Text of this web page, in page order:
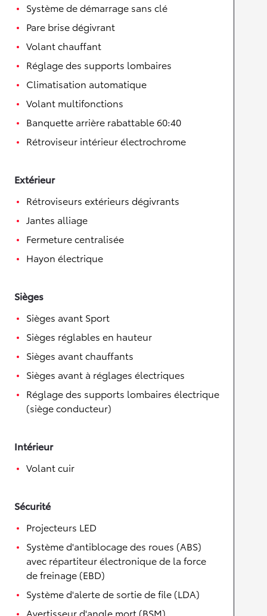
Système de démarrage sans clé
Pare brise dégivrant
Volant chauffant
Réglage des supports lombaires
Climatisation automatique
Volant multifonctions
Banquette arrière rabattable 60:40
Rétroviseur intérieur électrochrome
Extérieur
Rétroviseurs extérieurs dégivrants
Jantes alliage
Fermeture centralisée
Hayon électrique
Sièges
Sièges avant Sport
Sièges réglables en hauteur
Sièges avant chauffants
Sièges avant à réglages électriques
Réglage des supports lombaires électrique
(siège conducteur)
Intérieur
Volant cuir
Sécurité
Projecteurs LED
Système d'antiblocage des roues (ABS)
avec répartiteur électronique de la force
de freinage (EBD)
Système d'alerte de sortie de file (LDA)
Avertisseur d'angle mort (BSM)